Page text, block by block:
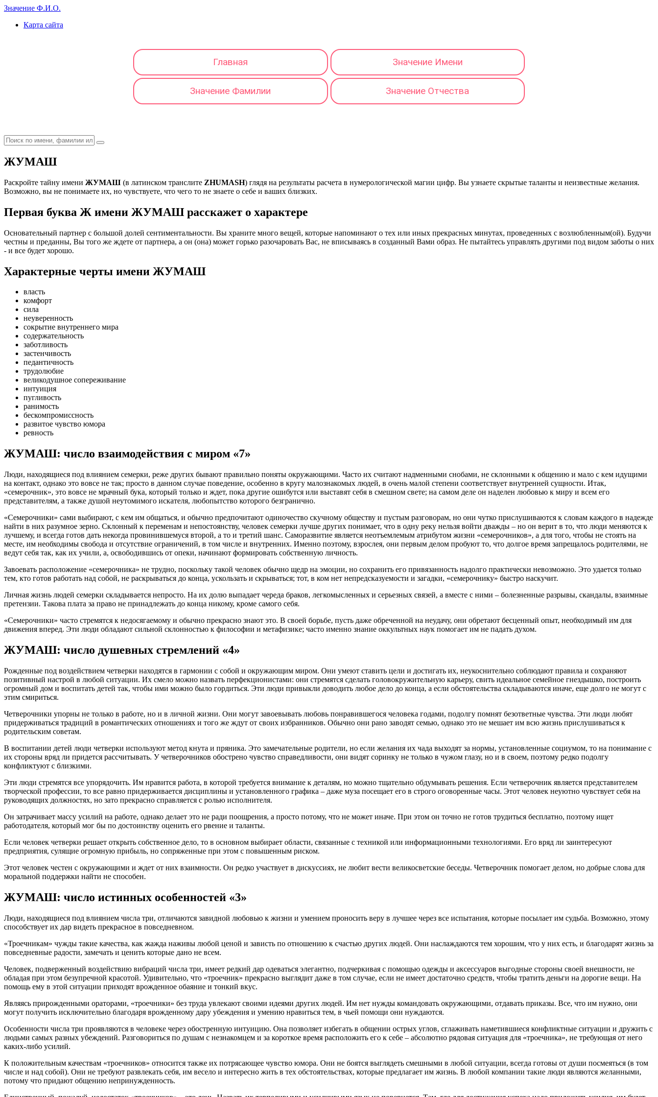
Значение Ф.И.О.
Карта сайта
Главная Значение Имени
Значение Фамилии Значение Отчества
ЖУМАШ
Раскройте тайну имени ЖУМАШ (в латинском транслите ZHUMASH) глядя на результаты расчета в нумерологической магии цифр. Вы узнаете скрытые таланты и неизвестные желания.
Возможно, вы не понимаете их, но чувствуете, что чего то не знаете о себе и ваших близких.
Первая буква Ж имени ЖУМАШ расскажет о характере
Основательный партнер с большой долей сентиментальности. Вы храните много вещей, которые напоминают о тех или иных прекрасных минутах, проведенных с возлюбленным(ой). Будучи
честны и преданны, Вы того же ждете от партнера, а он (она) может горько разочаровать Вас, не вписываясь в созданный Вами образ. Не пытайтесь управлять другими под видом заботы о них
- и все будет хорошо.
Характерные черты имени ЖУМАШ
власть
комфорт
сила
неуверенность
сокрытие внутреннего мира
содержательность
заботливость
застенчивость
педантичность
трудолюбие
великодушное сопереживание
интуиция
пугливость
ранимость
бескомпромиссность
развитое чувство юмора
ревность
ЖУМАШ: число взаимодействия с миром «7»
Люди, находящиеся под влиянием семерки, реже других бывают правильно поняты окружающими. Часто их считают надменными снобами, не склонными к общению и мало с кем идущими
на контакт, однако это вовсе не так; просто в данном случае поведение, особенно в кругу малознакомых людей, в очень малой степени соответствует внутренней сущности. Итак,
«семерочник», это вовсе не мрачный бука, который только и ждет, пока другие ошибутся или выставят себя в смешном свете; на самом деле он наделен любовью к миру и всем его
представителям, а также душой неутомимого искателя, любопытство которого безгранично.
«Семерочники» сами выбирают, с кем им общаться, и обычно предпочитают одиночество скучному обществу и пустым разговорам, но они чутко прислушиваются к словам каждого в надежде
найти в них разумное зерно. Склонный к переменам и непостоянству, человек семерки лучше других понимает, что в одну реку нельзя войти дважды – но он верит в то, что люди меняются к
лучшему, и всегда готов дать некогда провинившемуся второй, а то и третий шанс. Саморазвитие является неотъемлемым атрибутом жизни «семерочников», а для того, чтобы не стоять на
месте, им необходимы свобода и отсутствие ограничений, в том числе и внутренних. Именно поэтому, взрослея, они первым делом пробуют то, что долгое время запрещалось родителями, не
ведут себя так, как их учили, а, освободившись от опеки, начинают формировать собственную личность.
Завоевать расположение «семерочника» не трудно, поскольку такой человек обычно щедр на эмоции, но сохранить его привязанность надолго практически невозможно. Это удается только
тем, кто готов работать над собой, не раскрываться до конца, ускользать и скрываться; тот, в ком нет непредсказуемости и загадки, «семерочнику» быстро наскучит.
Личная жизнь людей семерки складывается непросто. На их долю выпадает череда браков, легкомысленных и серьезных связей, а вместе с ними – болезненные разрывы, скандалы, взаимные
претензии. Такова плата за право не принадлежать до конца никому, кроме самого себя.
«Семерочники» часто стремятся к недосягаемому и обычно прекрасно знают это. В своей борьбе, пусть даже обреченной на неудачу, они обретают бесценный опыт, необходимый им для
движения вперед. Эти люди обладают сильной склонностью к философии и метафизике; часто именно знание оккультных наук помогает им не падать духом.
ЖУМАШ: число душевных стремлений «4»
Рожденные под воздействием четверки находятся в гармонии с собой и окружающим миром. Они умеют ставить цели и достигать их, неукоснительно соблюдают правила и сохраняют
позитивный настрой в любой ситуации. Их смело можно назвать перфекционистами: они стремятся сделать головокружительную карьеру, свить идеальное семейное гнездышко, построить
огромный дом и воспитать детей так, чтобы ими можно было гордиться. Эти люди привыкли доводить любое дело до конца, а если обстоятельства складываются иначе, еще долго не могут с
этим смириться.
Четверочники упорны не только в работе, но и в личной жизни. Они могут завоевывать любовь понравившегося человека годами, подолгу помнят безответные чувства. Эти люди любят
придерживаться традиций в романтических отношениях и того же ждут от своих избранников. Обычно они рано заводят семью, однако это не мешает им всю жизнь прислушиваться к
родительским советам.
В воспитании детей люди четверки используют метод кнута и пряника. Это замечательные родители, но если желания их чада выходят за нормы, установленные социумом, то на понимание с
их стороны вряд ли придется рассчитывать. У четверочников обострено чувство справедливости, они видят соринку не только в чужом глазу, но и в своем, поэтому редко подолгу
конфликтуют с близкими.
Эти люди стремятся все упорядочить. Им нравится работа, в которой требуется внимание к деталям, но можно тщательно обдумывать решения. Если четверочник является представителем
творческой профессии, то все равно придерживается дисциплины и установленного графика – даже муза посещает его в строго оговоренные часы. Этот человек неуютно чувствует себя на
руководящих должностях, но зато прекрасно справляется с ролью исполнителя.
Он затрачивает массу усилий на работе, однако делает это не ради поощрения, а просто потому, что не может иначе. При этом он точно не готов трудиться бесплатно, поэтому ищет
работодателя, который мог бы по достоинству оценить его рвение и таланты.
Если человек четверки решает открыть собственное дело, то в основном выбирает области, связанные с техникой или информационными технологиями. Его вряд ли заинтересуют
предприятия, сулящие огромную прибыль, но сопряженные при этом с повышенным риском.
Этот человек честен с окружающими и ждет от них взаимности. Он редко участвует в дискуссиях, не любит вести великосветские беседы. Четверочник помогает делом, но добрые слова для
моральной поддержки найти не способен.
ЖУМАШ: число истинных особенностей «3»
Люди, находящиеся под влиянием числа три, отличаются завидной любовью к жизни и умением проносить веру в лучшее через все испытания, которые посылает им судьба. Возможно, этому
способствует их дар видеть прекрасное в повседневном.
«Троечникам» чужды такие качества, как жажда наживы любой ценой и зависть по отношению к счастью других людей. Они наслаждаются тем хорошим, что у них есть, и благодарят жизнь за
повседневные радости, замечать и ценить которые дано не всем.
Человек, подверженный воздействию вибраций числа три, имеет редкий дар одеваться элегантно, подчеркивая с помощью одежды и аксессуаров выгодные стороны своей внешности, не
обладая при этом безупречной красотой. Удивительно, что «троечник» прекрасно выглядит даже в том случае, если не имеет достаточно средств, чтобы тратить деньги на дорогие вещи. На
помощь ему в этой ситуации приходят врожденное обаяние и тонкий вкус.
Являясь прирожденными ораторами, «троечники» без труда увлекают своими идеями других людей. Им нет нужды командовать окружающими, отдавать приказы. Все, что им нужно, они
могут получить исключительно благодаря врожденному дару убеждения и умению нравиться тем, в чьей помощи они нуждаются.
Особенности числа три проявляются в человеке через обостренную интуицию. Она позволяет избегать в общении острых углов, сглаживать наметившиеся конфликтные ситуации и дружить с
людьми самых разных убеждений. Разговориться по душам с незнакомцем и за короткое время расположить его к себе – абсолютно рядовая ситуация для «троечника», не требующая от него
каких-либо усилий.
К положительным качествам «троечников» относится также их потрясающее чувство юмора. Они не боятся выглядеть смешными в любой ситуации, всегда готовы от души посмеяться (в том
числе и над собой). Они не требуют развлекать себя, им весело и интересно жить в тех обстоятельствах, которые предлагает им жизнь. В любой компании такие люди являются желанными,
потому что придают общению непринужденность.